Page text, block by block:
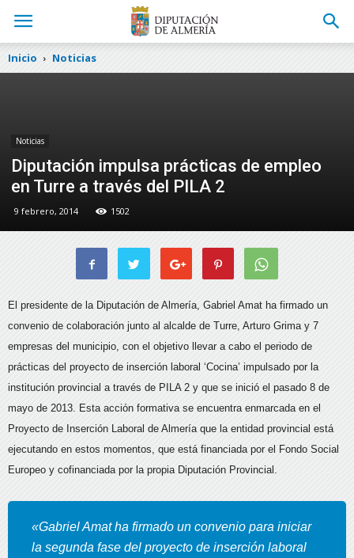
Inicio Noticias
Noticias
Diputación impulsa prácticas de empleo
en Turre a través del PILA 2
9 febrero, 2014 1502
El presidente de la Diputación de Almería, Gabriel Amat ha firmado un
convenio de colaboración junto al alcalde de Turre, Arturo Grima y 7
empresas del municipio, con el objetivo llevar a cabo el periodo de
prácticas del proyecto de inserción laboral ‘Cocina’ impulsado por la
institución provincial a través de PILA 2 y que se inició el pasado 8 de
mayo de 2013. Esta acción formativa se encuentra enmarcada en el
Proyecto de Inserción Laboral de Almería que la entidad provincial está
ejecutando en estos momentos, que está financiada por el Fondo Social
Europeo y cofinanciada por la propia Diputación Provincial.
«Gabriel Amat ha firmado un convenio para iniciar
la segunda fase del proyecto de inserción laboral